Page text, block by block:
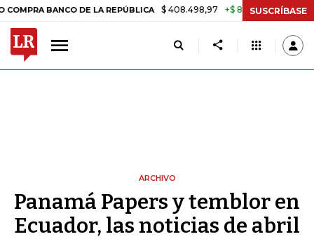
BANCO DE LA REPÚBLICA $ 408.498,97 +$ 8.753,81 +2,19%
SUSCRÍBASE
ARCHIVO
Panamá Papers y temblor en
Ecuador, las noticias de abril